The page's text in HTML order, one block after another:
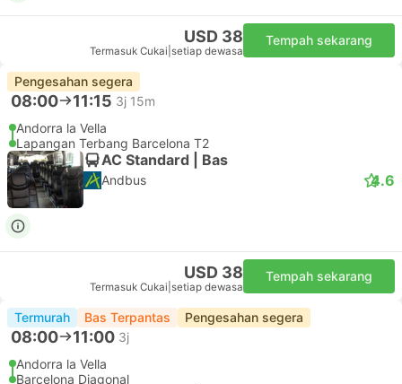
USD 38
Termasuk Cukai setiap dewasa
Tempah sekarang
Pengesahan segera
08:00 11:15 3j 15m
Andorra la Vella
Lapangan Terbang Barcelona T2
AC Standard | Bas
Andbus 4.6
USD 38
Termasuk Cukai setiap dewasa
Tempah sekarang
Termurah Bas Terpantas Pengesahan segera
08:00 11:00 3j
Andorra la Vella
Barcelona Diagonal